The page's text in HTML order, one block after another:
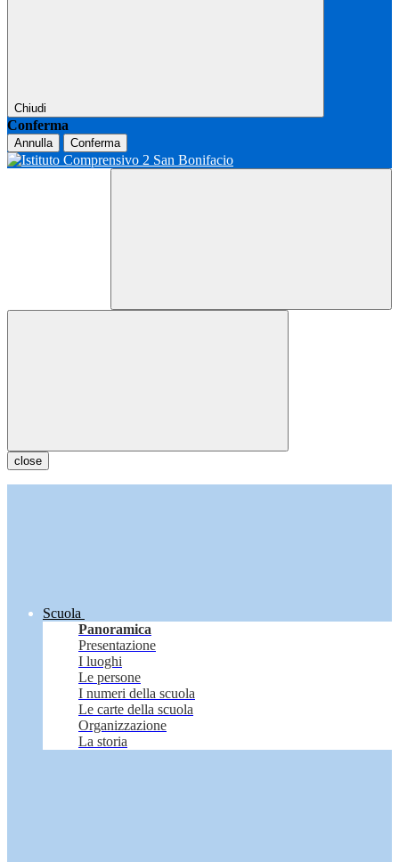
Chiudi
Conferma
Annulla Conferma
close
Scuola
Panoramica
Presentazione
I luoghi
Le persone
I numeri della scuola
Le carte della scuola
Organizzazione
La storia